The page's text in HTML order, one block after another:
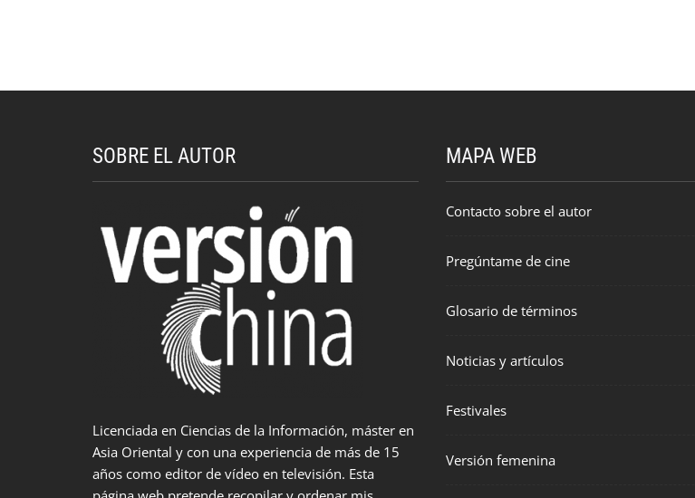
SOBRE EL AUTOR
Licenciada en Ciencias de la Información, máster en
Asia Oriental y con una experiencia de más de 15
años como editor de vídeo en televisión. Esta
MAPA WEB
Contacto sobre el autor
Pregúntame de cine
Glosario de términos
Noticias y artículos
Festivales
Versión femenina